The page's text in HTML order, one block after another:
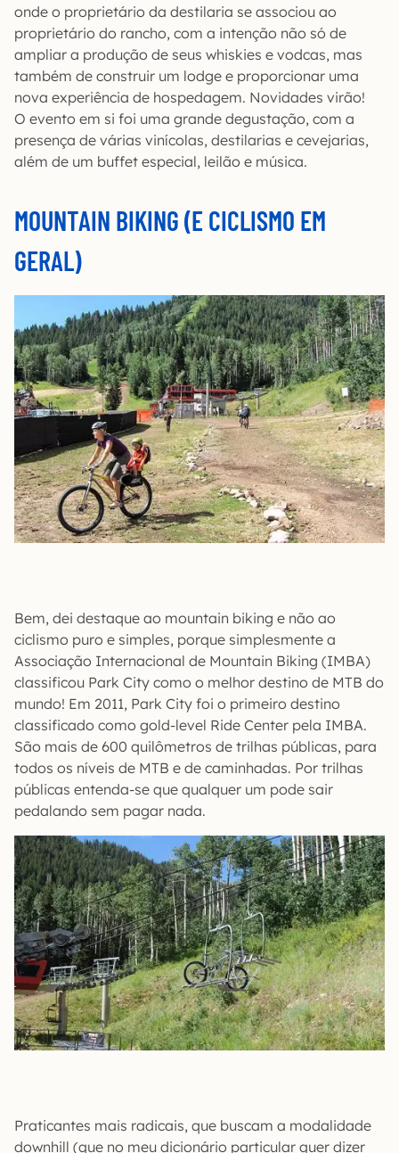
onde o proprietário da destilaria se associou ao
proprietário do rancho, com a intenção não só de
ampliar a produção de seus whiskies e vodcas, mas
também de construir um lodge e proporcionar uma
nova experiência de hospedagem. Novidades virão!
O evento em si foi uma grande degustação, com a
presença de várias vinícolas, destilarias e cevejarias,
além de um buffet especial, leilão e música.
MOUNTAIN BIKING (E CICLISMO EM
GERAL)
Bem, dei destaque ao mountain biking e não ao
ciclismo puro e simples, porque simplesmente a
Associação Internacional de Mountain Biking (IMBA)
classificou Park City como o melhor destino de MTB do
mundo! Em 2011, Park City foi o primeiro destino
classificado como gold-level Ride Center pela IMBA.
São mais de 600 quilômetros de trilhas públicas, para
todos os níveis de MTB e de caminhadas. Por trilhas
públicas entenda-se que qualquer um pode sair
pedalando sem pagar nada.
Praticantes mais radicais, que buscam a modalidade
downhill (que no meu dicionário particular quer dizer